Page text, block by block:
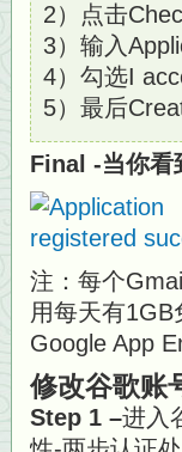
2）点击
3）输入
4）勾选I
5）最后
Final -当你看
注：每个
用每天有
Google App
修改谷歌账
Step 1 –进入